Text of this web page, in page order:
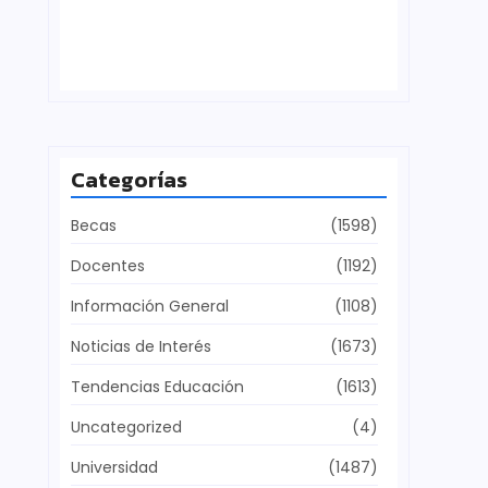
Categorías
Becas
(1598)
Docentes
(1192)
Información General
(1108)
Noticias de Interés
(1673)
Tendencias Educación
(1613)
Uncategorized
(4)
Universidad
(1487)